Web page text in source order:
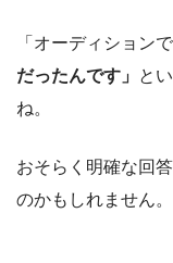
「オーディション
だったんです」 と
ね。
おそらく明確な回
のかもしれません。